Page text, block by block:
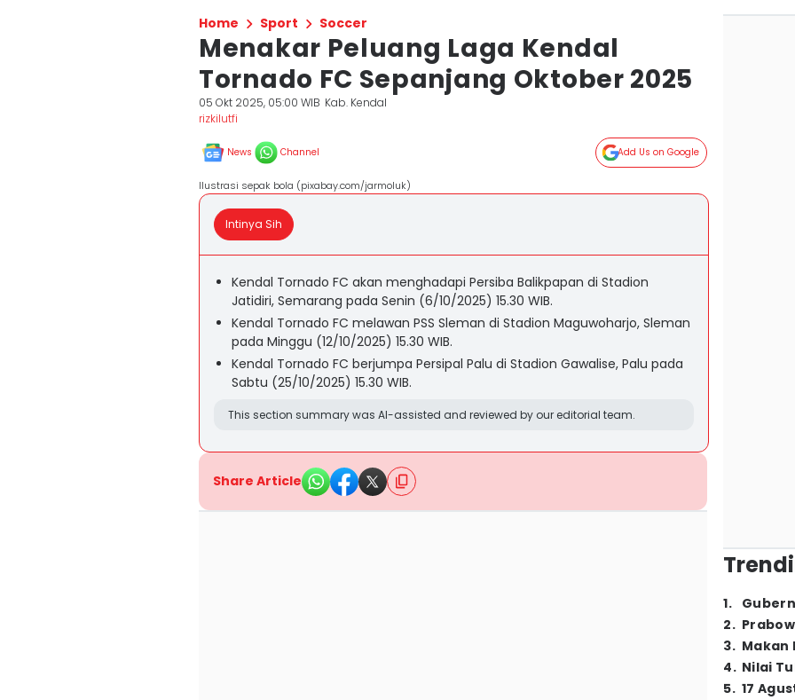
Home Sport Soccer
Menakar Peluang Laga Kendal
Tornado FC Sepanjang Oktober 2025
05 Okt 2025, 05:00 WIB Kab. Kendal
rizkilutfi
News Channel Add Us on Google
Ilustrasi sepak bola (pixabay.com/jarmoluk)
Intinya Sih
Kendal Tornado FC akan menghadapi Persiba Balikpapan di Stadion
Jatidiri, Semarang pada Senin (6/10/2025) 15.30 WIB.
Kendal Tornado FC melawan PSS Sleman di Stadion Maguwoharjo, Sleman
pada Minggu (12/10/2025) 15.30 WIB.
Kendal Tornado FC berjumpa Persipal Palu di Stadion Gawalise, Palu pada
Sabtu (25/10/2025) 15.30 WIB.
This section summary was AI-assisted and reviewed by our editorial team.
Share Article
1.
2.
3. Makan
4. Nilai
5. 17